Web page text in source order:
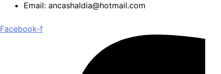
Email: ancashaldia@hotmail.com
Facebook-f